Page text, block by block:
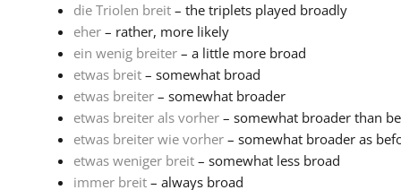
die Triolen breit– the triplets played broadly
eher– rather, more likely
ein wenig breiter– a little more broad
etwas breit– somewhat broad
etwas breiter– somewhat broader
etwas breiter als vorher– somewhat broader than
etwas breiter wie vorher– somewhat broader as
etwas weniger breit– somewhat less broad
immer breit– always broad